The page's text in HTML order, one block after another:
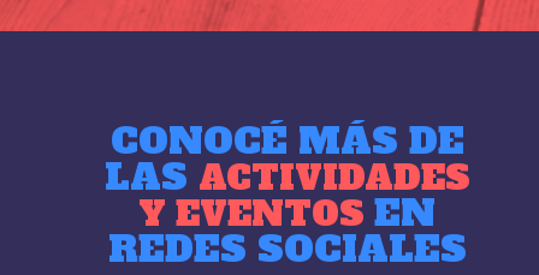
CONOCÉ MÁS DE
LAS ACTIVIDADES
Y EVENTOSEN
REDES SOCIALES